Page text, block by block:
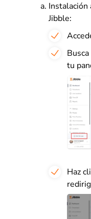
Instalación
Jibble:
tu
Haz